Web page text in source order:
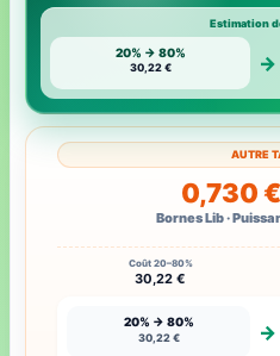
Estimation
20% → 80%
30,22 € →
AUTRE
0,730
Bornes Lib ·
Coût 20–80%
30,22 €
20% → 80%
30,22 € →